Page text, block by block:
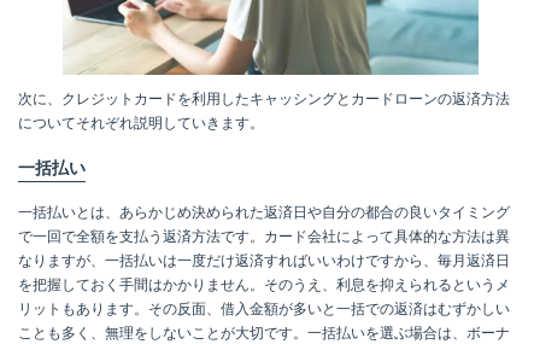
次に、クレジットカードを利用したキャッシングとカードローンの返済方法
についてそれぞれ説明していきます。
一括払い
一括払いとは、あらかじめ決められた返済日や自分の都合の良いタイミング
で一回で全額を支払う返済方法です。カード会社によって具体的な方法は異
なりますが、一括払いは一度だけ返済すればいいわけですから、毎月返済日
を把握しておく手間はかかりません。そのうえ、利息を抑えられるというメ
リットもあります。その反面、借入金額が多いと一括での返済はむずかしい
ことも多く、無理をしないことが大切です。一括払いを選ぶ場合は、ボーナ